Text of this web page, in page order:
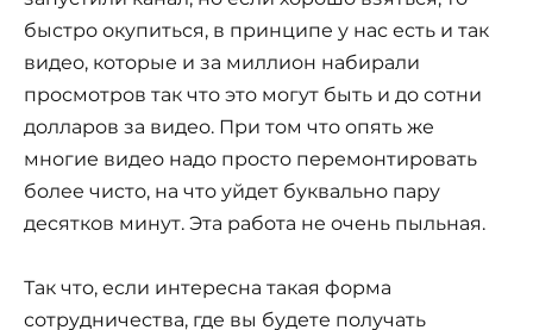
быстро окупиться, в принципе у нас есть и так
видео, которые и за миллион набирали
просмотров так что это могут быть и до сотни
долларов за видео. При том что опять же
многие видео надо просто перемонтировать
более чисто, на что уйдет буквально пару
десятков минут. Эта работа не очень пыльная.
Так что, если интересна такая форма
сотрудничества, где вы будете получать